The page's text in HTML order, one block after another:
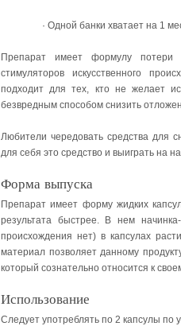
· Одной банки хватает на 1
Препарат имеет формулу
стимуляторов искусственного
подходит для тех, кто не желает
безвредным способом снизить
Любители чередовать средства для
для себя это средство и выиграть на
Форма выпуска
Препарат имеет форму жидких
результата быстрее. В нем начинка-
происхождения нет) в капсулах
материал позволяет данному
который сознательно относится к
Использование
Следует употреблять по 2 капсулы по